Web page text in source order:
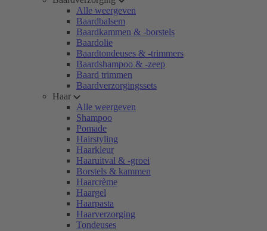
Alle weergeven
Baardbalsem
Baardkammen & -borstels
Baardolie
Baardtondeuses & -trimmers
Baardshampoo & -zeep
Baard trimmen
Baardverzorgingssets
Haar
Alle weergeven
Shampoo
Pomade
Hairstyling
Haarkleur
Haaruitval & -groei
Borstels & kammen
Haarcrème
Haargel
Haarpasta
Haarverzorging
Tondeuses